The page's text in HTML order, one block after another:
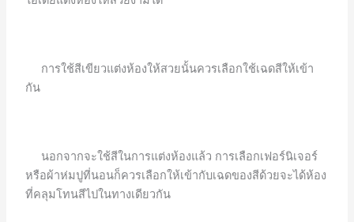
การใช้สีเขียวแต่งห้องให้สวยนั้นควรเลือกใช้เฉดสีให้เข้า
กัน
นอกจากจะใช้สีในการแต่งห้องแล้ว การเลือกเฟอร์นิเจอร์
หรือผ้าห่มปูที่นอนก็ควรเลือกให้เข้ากับเฉดของสีด้วยจะได้ห้อง
ที่คลุมโทนสีไปในทางเดียวกัน